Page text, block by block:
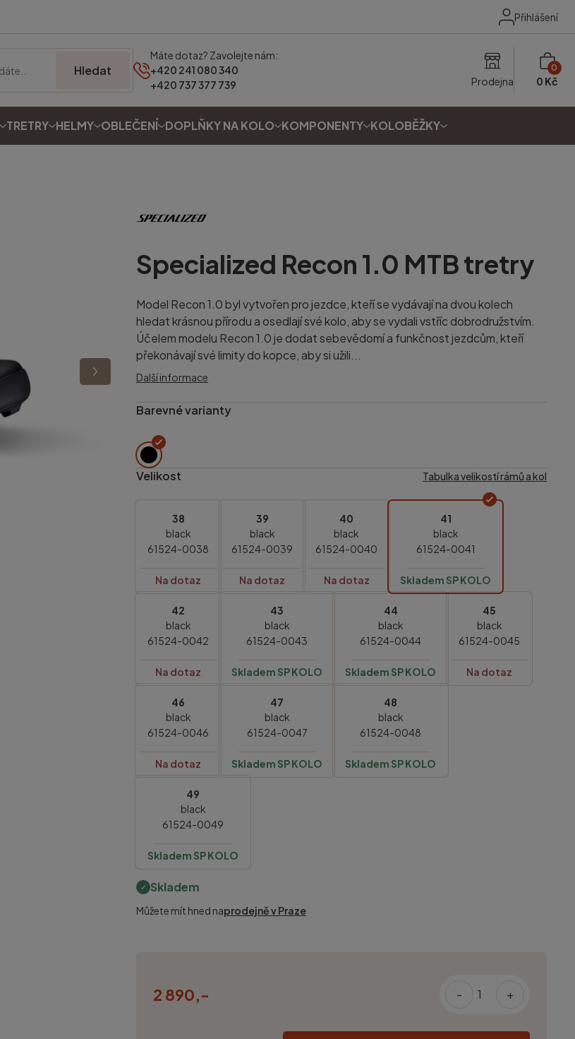
Přihlášení
Hledat
Máte dotaz? Zavolejte nám:
+420 241 080 340
+420 737 377 739
Prodejna
0
0 Kč
TRETRY HELMY OBLEČENÍ DOPLŇKY NA KOLO KOMPONENTY KOLOBĚŽKY
Specialized Recon 1.0 MTB tretry
Model Recon 1.0 byl vytvořen pro jezdce, kteří se vydávají na dvou kolech
hledat krásnou přírodu a osedlají své kolo, aby se vydali vstříc dobrodružstvím.
Účelem modelu Recon 1.0 je dodat sebevědomí a funkčnost jezdcům, kteří
překonávají své limity do kopce, aby si užili...
Další informace
Barevné varianty
Velikost Tabulka velikostí rámů a kol
38
black
61524-0038
Na dotaz
39
black
61524-0039
Na dotaz
40
black
61524-0040
Na dotaz
41
black
61524-0041
Skladem SP KOLO
42
black
61524-0042
Na dotaz
43
black
61524-0043
Skladem SP KOLO
44
black
61524-0044
Skladem SP KOLO
45
black
61524-0045
Na dotaz
46
black
61524-0046
Na dotaz
47
black
61524-0047
Skladem SP KOLO
48
black
61524-0048
Skladem SP KOLO
49
black
61524-0049
Skladem SP KOLO
Skladem
Můžete mít hned naprodejně v Praze
2 890,- - +